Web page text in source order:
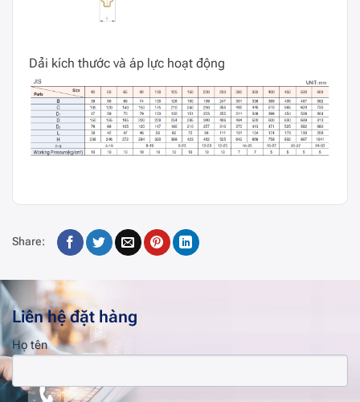
Dải kích thước và áp lực hoạt động
Share:
Liên hệ đặt hàng
Họ tên